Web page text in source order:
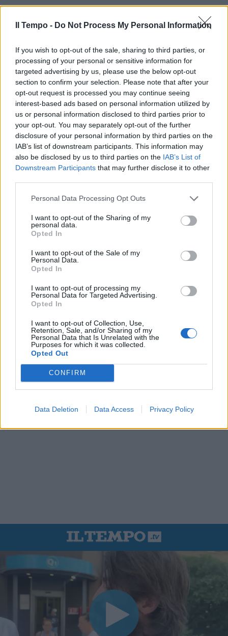
Il Tempo - Do Not Process My Personal Information
If you wish to opt-out of the sale, sharing to third parties, or
processing of your personal or sensitive information for
targeted advertising by us, please use the below opt-out
section to confirm your selection. Please note that after your
opt-out request is processed you may continue seeing
interest-based ads based on personal information utilized by
us or personal information disclosed to third parties prior to
your opt-out. You may separately opt-out of the further
disclosure of your personal information by third parties on the
IAB’s list of downstream participants. This information may
also be disclosed by us to third parties on the IAB’s List of
Downstream Participants that may further disclose it to other
Personal Data Processing Opt Outs
I want to opt-out of the Sharing of my
personal data.
Opted In
I want to opt-out of the Sale of my
Personal Data.
Opted In
I want to opt-out of processing my
Personal Data for Targeted Advertising.
Opted In
I want to opt-out of Collection, Use,
Retention, Sale, and/or Sharing of my
Personal Data that Is Unrelated with the
Purposes for which it was collected.
Opted Out
CONFIRM
Data Deletion Data Access Privacy Policy
In evidenza